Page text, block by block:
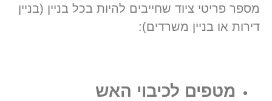
מספר פריטי ציוד שחייבים להיות בכל בניין (בניין
דירות או בניין משרדים):
מטפים לכיבוי האש